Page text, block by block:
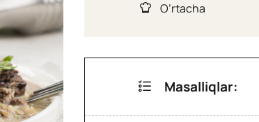
O’rtacha
Masalliqlar: